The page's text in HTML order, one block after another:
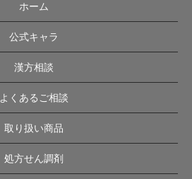
ホーム
公式キャラ
漢方相談
よくあるご相談
取り扱い商品
処方せん調剤